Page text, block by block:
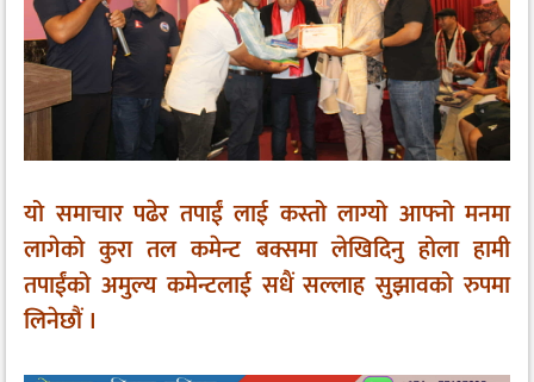
यो समाचार पढेर तपाईं लाई कस्तो लाग्यो आफ्नो मनमा
लागेको कुरा तल कमेन्ट बक्समा लेखिदिनु होला हामी
तपाईंको अमुल्य कमेन्टलाई सधैं सल्लाह सुझावको रुपमा
लिनेछौं ।